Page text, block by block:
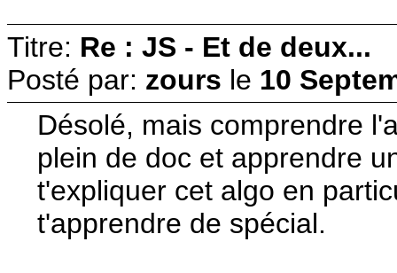
Titre: Re : JS - Et de deux...
Posté par: zours le 10
Désolé, mais comprendre
plein de doc et apprendre
t'expliquer cet algo en
t'apprendre de spécial.